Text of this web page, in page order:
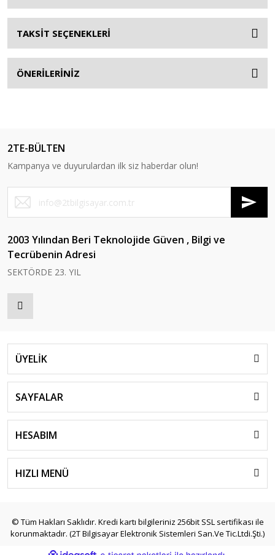
TAKSİT SEÇENEKLERİ
ÖNERİLERİNİZ
2TE-BÜLTEN
Kampanya ve duyurulardan ilk siz haberdar olun!
2003 Yılından Beri Teknolojide Güven , Bilgi ve
Tecrübenin Adresi
SEKTÖRDE 23. YIL
ÜYELİK
SAYFALAR
HESABIM
HIZLI MENÜ
© Tüm Hakları Saklıdır. Kredi kartı bilgileriniz 256bit SSL sertifikası ile
korunmaktadır. (2T Bilgisayar Elektronik Sistemleri San.Ve Tic.Ltdi.Şti.)